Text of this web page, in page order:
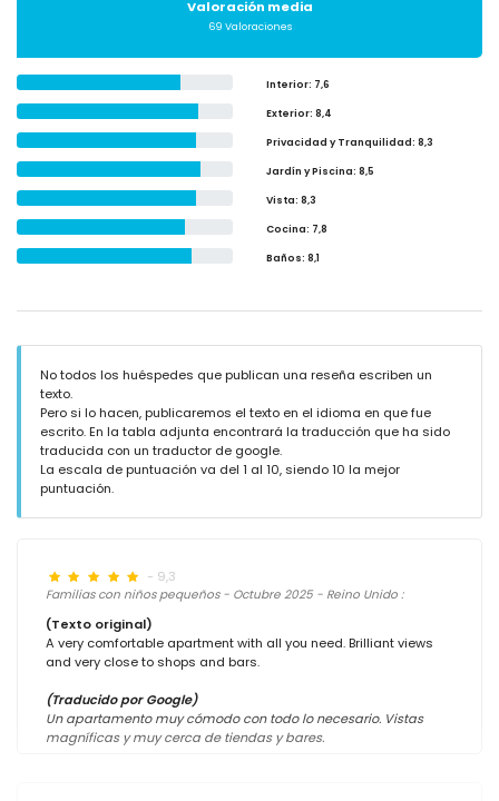
Valoración media
69 Valoraciones
Interior: 7,6
Exterior: 8,4
Privacidad y Tranquilidad: 8,3
Jardín y Piscina: 8,5
Vista: 8,3
Cocina: 7,8
Baños: 8,1
No todos los huéspedes que publican una reseña escriben un
texto.
Pero si lo hacen, publicaremos el texto en el idioma en que fue
escrito. En la tabla adjunta encontrará la traducción que ha sido
traducida con un traductor de google.
La escala de puntuación va del 1 al 10, siendo 10 la mejor
puntuación.
- 9,3
Familias con niños pequeños - Octubre 2025 - Reino Unido :
(Texto original)
A very comfortable apartment with all you need. Brilliant views
and very close to shops and bars.
(Traducido por Google)
Un apartamento muy cómodo con todo lo necesario. Vistas
magníficas y muy cerca de tiendas y bares.